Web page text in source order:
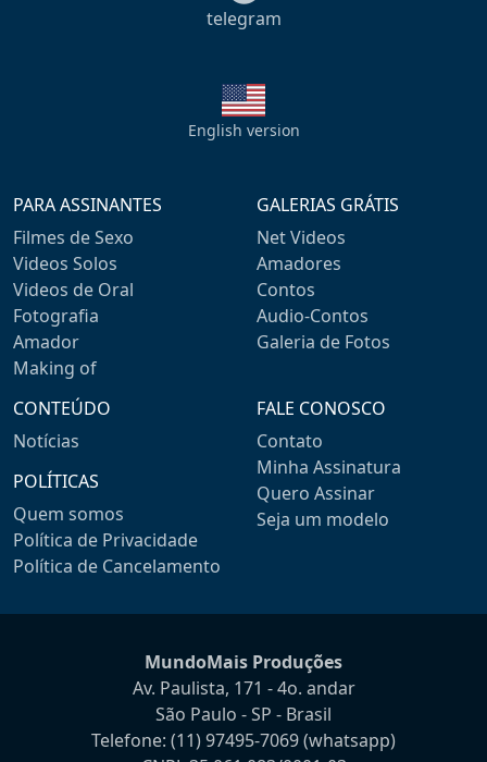
telegram
English version
PARA ASSINANTES
Filmes de Sexo
Videos Solos
Videos de Oral
Fotografia
Amador
Making of
GALERIAS GRÁTIS
Net Videos
Amadores
Contos
Audio-Contos
Galeria de Fotos
CONTEÚDO
Notícias
POLÍTICAS
Quem somos
Política de Privacidade
Política de Cancelamento
FALE CONOSCO
Contato
Minha Assinatura
Quero Assinar
Seja um modelo
MundoMais Produções
Av. Paulista, 171 - 4o. andar
São Paulo - SP - Brasil
Telefone: (11) 97495-7069(whatsapp)